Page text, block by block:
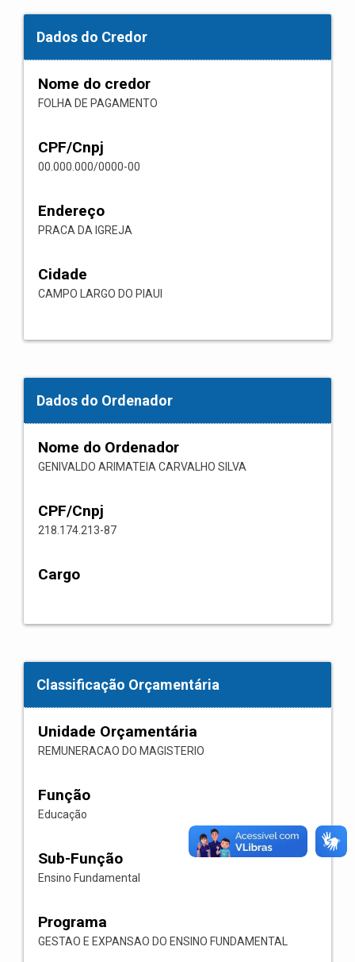
Dados do Credor
Nome do credor
FOLHA DE PAGAMENTO
CPF/Cnpj
00.000.000/0000-00
Endereço
PRACA DA IGREJA
Cidade
CAMPO LARGO DO PIAUI
Dados do Ordenador
Nome do Ordenador
GENIVALDO ARIMATEIA CARVALHO SILVA
CPF/Cnpj
218.174.213-87
Cargo
Classificação Orçamentária
Unidade Orçamentária
REMUNERACAO DO MAGISTERIO
Função
Educação
Sub-Função
Ensino Fundamental
Programa
GESTAO E EXPANSAO DO ENSINO FUNDAMENTAL